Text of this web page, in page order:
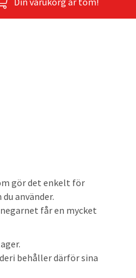
gör det enkelt för
använder.
får en mycket
behåller därför sina